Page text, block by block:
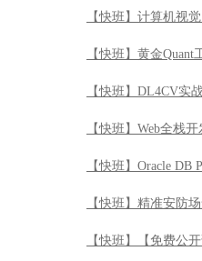
【快班】计算机视
【快班】黄金
【快班】DL4CV
【快班】Web全栈
【快班】Oracle DB
【快班】精准安防
【快班】【免费公